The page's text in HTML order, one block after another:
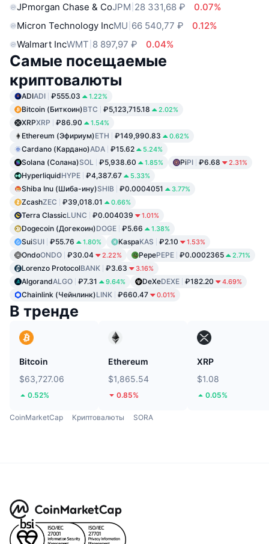
JPmorgan Chase & CoJPM 28 331,68 ₽
0.07%
Micron Technology IncMU 66 540,77 ₽
0.12%
Walmart IncWMT 8 897,97 ₽ 0.04%
Самые посещаемые
криптовалюты
ADIADI ₽555.03 1.22%
Bitcoin (Биткоин)BTC ₽5,123,715.18 2.02%
XRPXRP ₽86.90 1.54%
Ethereum (Эфириум)ETH ₽149,990.83 0.62%
Cardano (Кардано)ADA ₽15.62 5.24%
Solana (Солана)SOL ₽5,938.60 1.85% PiPI ₽6.68 2.31%
HyperliquidHYPE ₽4,387.67 5.33%
Shiba Inu (Шиба-ину)SHIB ₽0.0004051 3.77%
ZcashZEC ₽39,018.01 0.66%
Terra ClassicLUNC ₽0.004039 1.01%
Dogecoin (Догекоин)DOGE ₽5.66 1.38%
SuiSUI ₽55.76 1.80% KaspaKAS ₽2.10 1.53%
OndoONDO ₽30.04 2.22% PepePEPE ₽0.0002365 2.71%
Lorenzo ProtocolBANK ₽3.63 3.16%
AlgorandALGO ₽7.31 9.64% DeXeDEXE ₽182.20 4.69%
Chainlink (Чейнлинк)LINK ₽660.47 0.01%
В тренде
Bitcoin
$63,727.06
0.52%
Ethereum
$1,865.54
0.85%
XRP
$1.08
0.05%
CoinMarketCap Криптовалюты SORA